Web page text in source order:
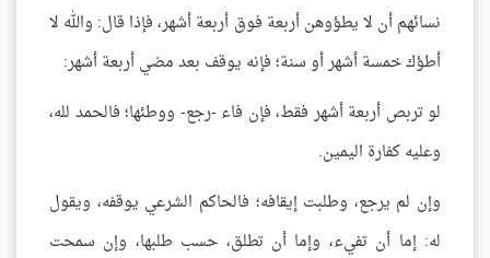
نسائهم أن لا يطؤوهن أربعة فوق أربعة أشهر، فإذا قال: والله لا
أطؤك خمسة أشهر أو سنة؛ فإنه يوقف بعد مضي أربعة أشهر:
لو تربص أربعة أشهر فقط، فإن فاء -رجع- ووطئها؛ فالحمد لله،
وعليه كفارة اليمين.
وإن لم يرجع، وطلبت إيقافه؛ فالحاكم الشرعي يوقفه، ويقول
له: إما أن تفيء، وإما أن تطلق، حسب طلبها، وإن سمحت